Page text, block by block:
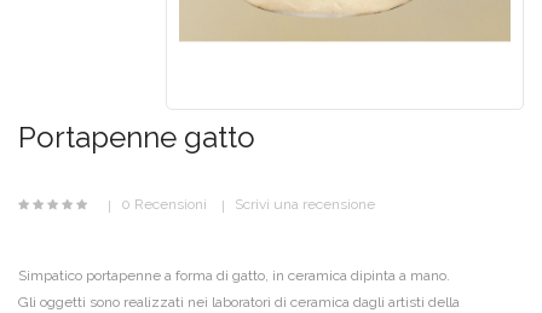
Portapenne gatto
0 Recensioni Scrivi una recensione
Simpatico portapenne a forma di gatto, in ceramica dipinta a mano.
Gli oggetti sono realizzati nei laboratori di ceramica dagli artisti della